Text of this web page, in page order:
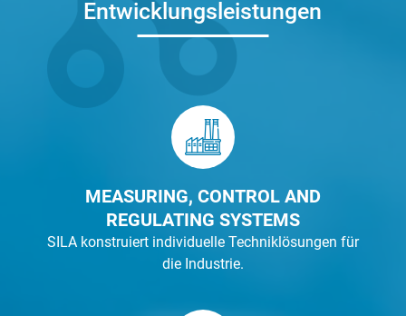
Entwicklungsleistungen
MEASURING, CONTROL AND
REGULATING SYSTEMS
SILA konstruiert individuelle Techniklösungen für
die Industrie.